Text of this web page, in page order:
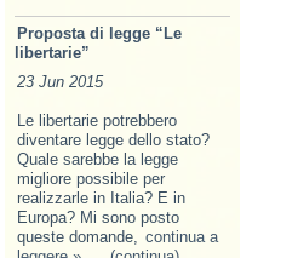
Proposta di legge “Le
libertarie”
23 Jun 2015
Le libertarie potrebbero
diventare legge dello stato?
Quale sarebbe la legge
migliore possibile per
realizzarle in Italia? E in
Europa? Mi sono posto
queste domande, continua a